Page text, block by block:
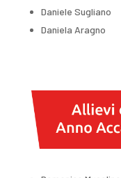
Daniele Sugliano
Daniela Aragno